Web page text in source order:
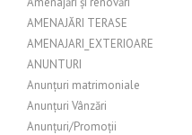
AMENAJĂRI TERASE
AMENAJARI_EXTERIOARE
ANUNTURI
Anunțuri matrimoniale
Anunțuri Vânzări
Anunțuri/Promoții